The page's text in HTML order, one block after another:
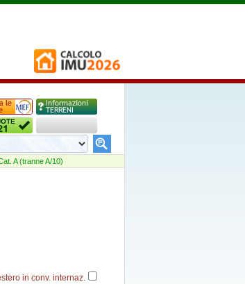
A (tranne A/10)
in conv. internaz.